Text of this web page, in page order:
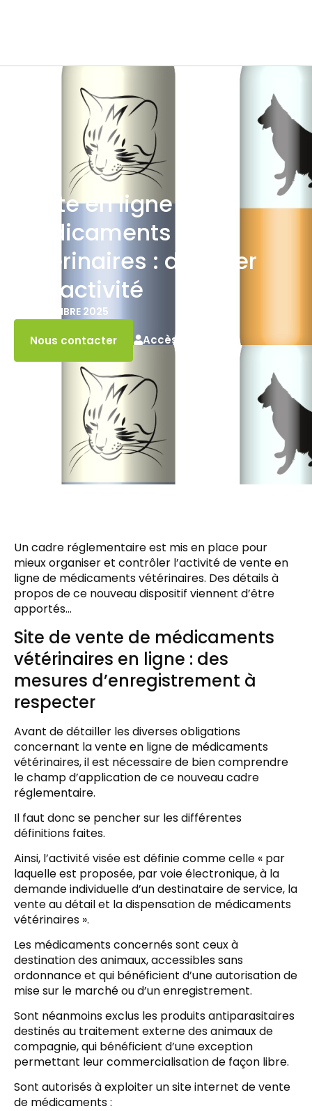
Vente en ligne de
médicaments
vétérinaires : déclarer
son activité
12 SEPTEMBRE 2025
Nous contacter Accès client
Un cadre réglementaire est mis en place pour
mieux organiser et contrôler l’activité de vente en
ligne de médicaments vétérinaires. Des détails à
propos de ce nouveau dispositif viennent d’être
apportés…
Site de vente de médicaments
vétérinaires en ligne : des
mesures d’enregistrement à
respecter
Avant de détailler les diverses obligations
concernant la vente en ligne de médicaments
vétérinaires, il est nécessaire de bien comprendre
le champ d’application de ce nouveau cadre
réglementaire.
Il faut donc se pencher sur les différentes
définitions faites.
Ainsi, l’activité visée est définie comme celle « par
laquelle est proposée, par voie électronique, à la
demande individuelle d’un destinataire de service, la
vente au détail et la dispensation de médicaments
vétérinaires ».
Les médicaments concernés sont ceux à
destination des animaux, accessibles sans
ordonnance et qui bénéficient d’une autorisation de
mise sur le marché ou d’un enregistrement.
Sont néanmoins exclus les produits antiparasitaires
destinés au traitement externe des animaux de
compagnie, qui bénéficient d’une exception
permettant leur commercialisation de façon libre.
Sont autorisés à exploiter un site internet de vente
de médicaments :